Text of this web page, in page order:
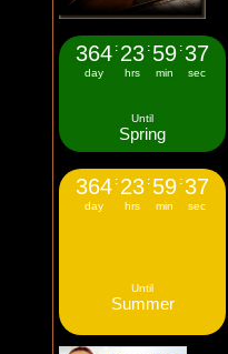
364
day
: 23
hrs
: 59
min
:36
sec
Until
Spring
364
day
: 23
hrs
: 59
min
:36
sec
Until
Summer